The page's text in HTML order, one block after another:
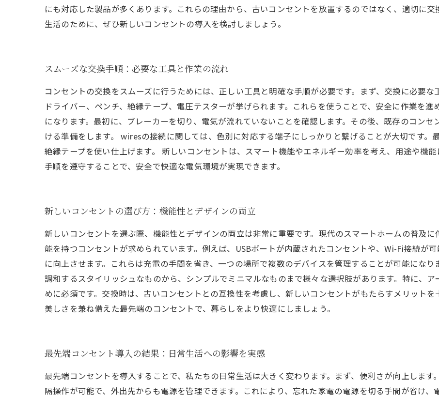
にも対応した製品が多くあります。これらの理由から、古いコンセントを放置するのではなく、適切に
生活のために、ぜひ新しいコンセントの導入を検討しましょう。
スムーズな交換手順：必要な工具と作業の流れ
コンセントの交換をスムーズに行うためには、正しい工具と明確な手順が必要です。まず、交換に必要な
ドライバー、ペンチ、絶縁テープ、電圧テスターが挙げられます。これらを使うことで、安全に作業を
になります。最初に、ブレーカーを切り、電気が流れていないことを確認します。その後、既存のコン
ける準備をします。 wiresの接続に関しては、色別に対応する端子にしっかりと繋げることが大切です。
絶縁テープを使い仕上げます。 新しいコンセントは、スマート機能やエネルギー効率を考え、用途や機
手順を遵守することで、安全で快適な電気環境が実現できます。
新しいコンセントの選び方：機能性とデザインの両立
新しいコンセントを選ぶ際、機能性とデザインの両立は非常に重要です。現代のスマートホームの普及
能を持つコンセントが求められています。例えば、USBポートが内蔵されたコンセントや、Wi-Fi接続が
に向上させます。これらは充電の手間を省き、一つの場所で複数のデバイスを管理することが可能にな
調和するスタイリッシュなものから、シンプルでミニマルなものまで様々な選択肢があります。特に、
めに必須です。交換時は、古いコンセントとの互換性を考慮し、新しいコンセントがもたらすメリット
美しさを兼ね備えた最先端のコンセントで、暮らしをより快適にしましょう。
最先端コンセント導入の結果：日常生活への影響を実感
最先端コンセントを導入することで、私たちの日常生活は大きく変わります。まず、便利さが向上しま
隔操作が可能で、外出先からも電源を管理できます。これにより、忘れた家電の電源を切る手間が省け